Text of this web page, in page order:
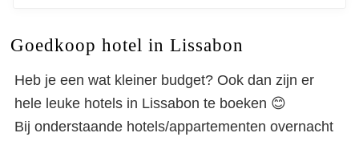
Goedkoop hotel in Lissabon
Heb je een wat kleiner budget? Ook dan zijn er
hele leuke hotels in Lissabon te boeken 😊
Bij onderstaande hotels/appartementen overnacht